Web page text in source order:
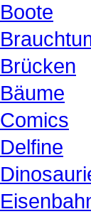
Boote
Brücken
Bäume
Comics
Delfine